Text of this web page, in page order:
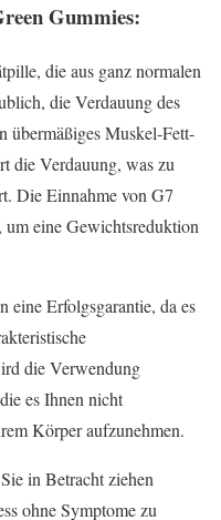
Gummies:
die aus ganz normalen
die Verdauung des
übermäßiges Muskel-Fett-
die Verdauung, was zu
Die Einnahme von G7
eine Gewichtsreduktion
eine Erfolgsgarantie, da es
die Verwendung
es Ihnen nicht
Körper aufzunehmen.
in Betracht ziehen
ohne Symptome zu